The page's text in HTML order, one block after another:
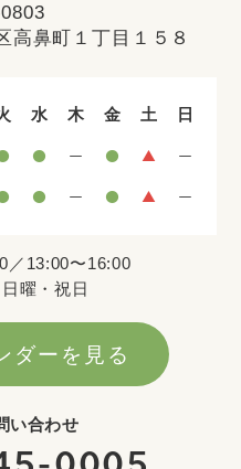
高鼻町１丁目１５８
水 木 金 土 日
／13:00〜16:00
曜・祝日
ダーを見る
い合わせ